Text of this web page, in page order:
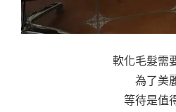
軟化毛髮需
為了美
等待是值